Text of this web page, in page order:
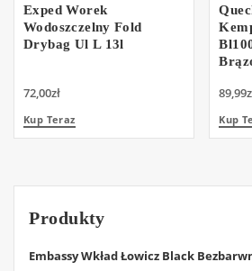
Exped Worek
Wodoszczelny Fold
Drybag Ul L 13l
72,00zł
Kup Teraz
89,99
Kup
Produkty
Embassy Wkład Łowicz Black